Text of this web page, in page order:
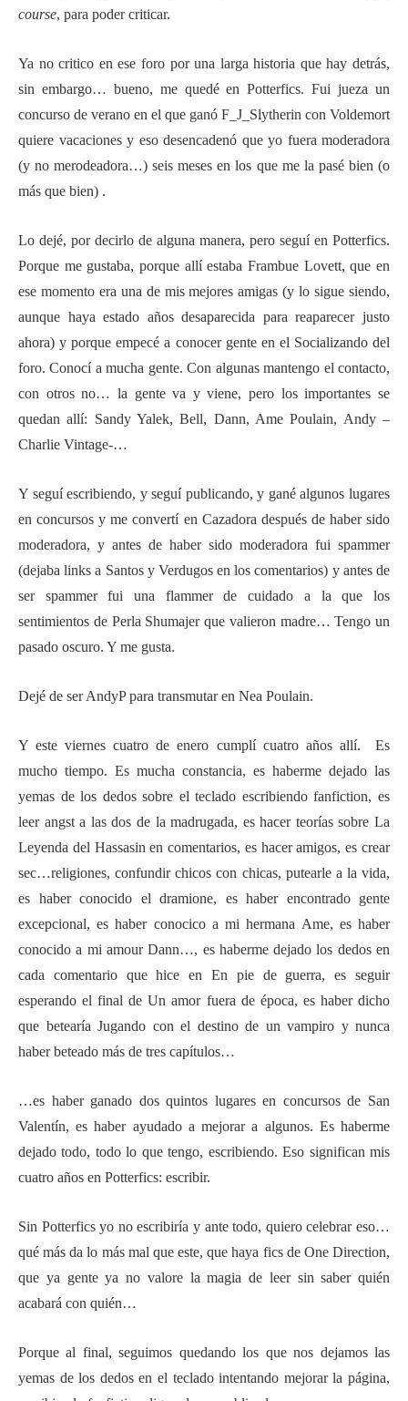
course, para poder criticar.
Ya no critico en ese foro por una larga historia que hay detrás,
sin embargo… bueno, me quedé en Potterfics. Fui jueza un
concurso de verano en el que ganó F_J_Slytherin con Voldemort
quiere vacaciones y eso desencadenó que yo fuera moderadora
(y no merodeadora…) seis meses en los que me la pasé bien (o
más que bien) .
Lo dejé, por decirlo de alguna manera, pero seguí en Potterfics.
Porque me gustaba, porque allí estaba Frambue Lovett, que en
ese momento era una de mis mejores amigas (y lo sigue siendo,
aunque haya estado años desaparecida para reaparecer justo
ahora) y porque empecé a conocer gente en el Socializando del
foro. Conocí a mucha gente. Con algunas mantengo el contacto,
con otros no… la gente va y viene, pero los importantes se
quedan allí: Sandy Yalek, Bell, Dann, Ame Poulain, Andy –
Charlie Vintage-…
Y seguí escribiendo, y seguí publicando, y gané algunos lugares
en concursos y me convertí en Cazadora después de haber sido
moderadora, y antes de haber sido moderadora fui spammer
(dejaba links a Santos y Verdugos en los comentarios) y antes de
ser spammer fui una flammer de cuidado a la que los
sentimientos de Perla Shumajer que valieron madre… Tengo un
pasado oscuro. Y me gusta.
Dejé de ser AndyP para transmutar en Nea Poulain.
Y este viernes cuatro de enero cumplí cuatro años allí. Es
mucho tiempo. Es mucha constancia, es haberme dejado las
yemas de los dedos sobre el teclado escribiendo fanfiction, es
leer angst a las dos de la madrugada, es hacer teorías sobre La
Leyenda del Hassasin en comentarios, es hacer amigos, es crear
sec…religiones, confundir chicos con chicas, putearle a la vida,
es haber conocido el dramione, es haber encontrado gente
excepcional, es haber conocico a mi hermana Ame, es haber
conocido a mi amour Dann…, es haberme dejado los dedos en
cada comentario que hice en En pie de guerra, es seguir
esperando el final de Un amor fuera de época, es haber dicho
que betearía Jugando con el destino de un vampiro y nunca
haber beteado más de tres capítulos…
…es haber ganado dos quintos lugares en concursos de San
Valentín, es haber ayudado a mejorar a algunos. Es haberme
dejado todo, todo lo que tengo, escribiendo. Eso significan mis
cuatro años en Potterfics: escribir.
Sin Potterfics yo no escribiría y ante todo, quiero celebrar eso…
qué más da lo más mal que este, que haya fics de One Direction,
que ya gente ya no valore la magia de leer sin saber quién
acabará con quién…
Porque al final, seguimos quedando los que nos dejamos las
yemas de los dedos en el teclado intentando mejorar la página,